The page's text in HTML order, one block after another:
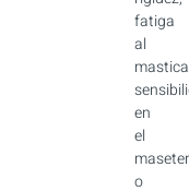
fatiga
al
en
el
o